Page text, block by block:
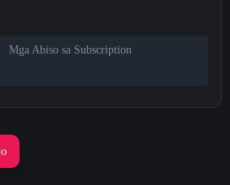
Mga Abiso sa Subscription